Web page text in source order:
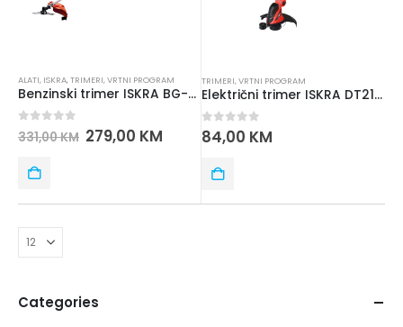
ALATI, ISKRA,TRIMERI,VRTNI PROGRAM
Benzinski trimer ISKRA BG-TU520
out of 5
331,00KM 279,00 KM
TRIMERI,VRTNI PROGRAM
Električni trimer ISKRA DT2140
0 out of 5
84,00 KM
Categories